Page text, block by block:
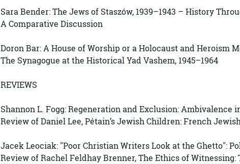
Sara Bender: The Jews of Staszów, 1939–1943 – History
A Comparative Discussion
Doron Bar: A House of Worship or a Holocaust and Heroism
The Synagogue at the Historical Yad Vashem, 1945–1964
REVIEWS
Shannon L. Fogg: Regeneration and Exclusion: Ambivalence
Review of Daniel Lee, Pétain’s Jewish Children: French
Jacek Leociak: "Poor Christian Writers Look at the Ghetto":
Review of Rachel Feldhay Brenner, The Ethics of